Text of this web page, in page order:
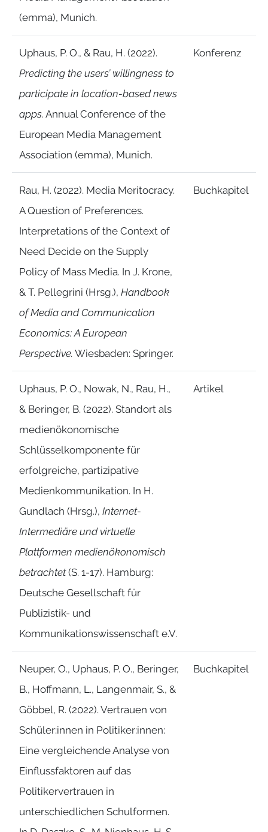
(emma), Munich.
Uphaus, P. O., & Rau, H. (2022).
Predicting the users’ willingness to
participate in location-based news
apps. Annual Conference of the
European Media Management
Association (emma), Munich.
Konferenz
Rau, H. (2022). Media Meritocracy.
A Question of Preferences.
Interpretations of the Context of
Need Decide on the Supply
Policy of Mass Media. In J. Krone,
& T. Pellegrini (Hrsg.), Handbook
of Media and Communication
Economics: A European
Perspective. Wiesbaden: Springer.
Buchkapitel
Uphaus, P. O., Nowak, N., Rau, H.,
& Beringer, B. (2022). Standort als
medienökonomische
Schlüsselkomponente für
erfolgreiche, partizipative
Medienkommunikation. In H.
Gundlach (Hrsg.), Internet-
Intermediäre und virtuelle
Plattformen medienökonomisch
betrachtet(S. 1-17). Hamburg:
Deutsche Gesellschaft für
Publizistik- und
Kommunikationswissenschaft e.V.
Artikel
Neuper, O., Uphaus, P. O., Beringer,
B., Hoffmann, L., Langenmair, S., &
Göbbel, R. (2022). Vertrauen von
Schüler:innen in Politiker:innen:
Eine vergleichende Analyse von
Einflussfaktoren auf das
Politikervertrauen in
unterschiedlichen Schulformen.
Buchkapitel